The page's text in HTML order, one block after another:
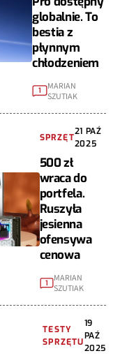
globalnie. To
bestia z
płynnym
chłodzeniem
1
MARIAN
SZUTIAK
SPRZĘT
21 PAŹ
2025
500 zł
wraca do
portfela.
Ruszyła
jesienna
ofensywa
cenowa
1
MARIAN
SZUTIAK
TESTY
SPRZĘTU
19
PAŹ
2025